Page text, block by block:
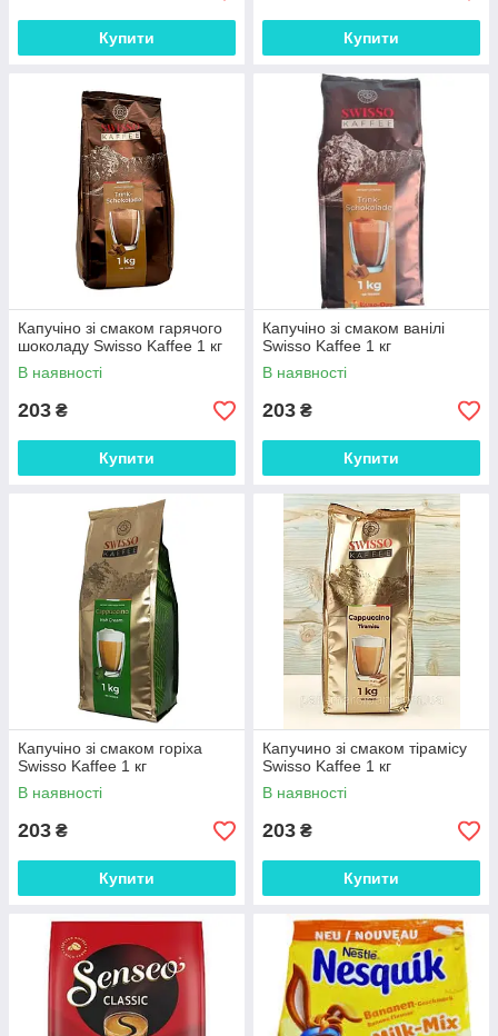
Купити Купити
Капучіно зі смаком гарячого
шоколаду Swisso Kaffee 1 кг
В наявності
203 ₴
Купити
Капучіно зі смаком ванілі
Swisso Kaffee 1 кг
В наявності
203 ₴
Купити
Капучіно зі смаком горіха
Swisso Kaffee 1 кг
В наявності
203 ₴
Купити
Капучино зі смаком тірамісу
Swisso Kaffee 1 кг
В наявності
203 ₴
Купити